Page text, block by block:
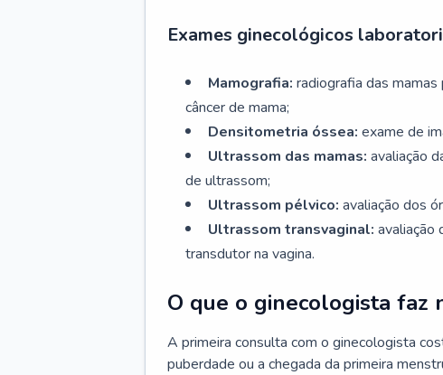
Exames ginecológicos
Mamografia: radiografia das
câncer de mama;
Densitometria óssea: exame de
Ultrassom das mamas: avaliação
de ultrassom;
Ultrassom pélvico: avaliação dos
Ultrassom transvaginal: avaliação
transdutor na vagina.
O que o ginecologista faz
A primeira consulta com o ginecologista
puberdade ou a chegada da primeira